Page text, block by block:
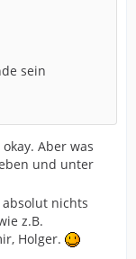
sein
Aber was
und unter
nichts
z.B.
Holger.